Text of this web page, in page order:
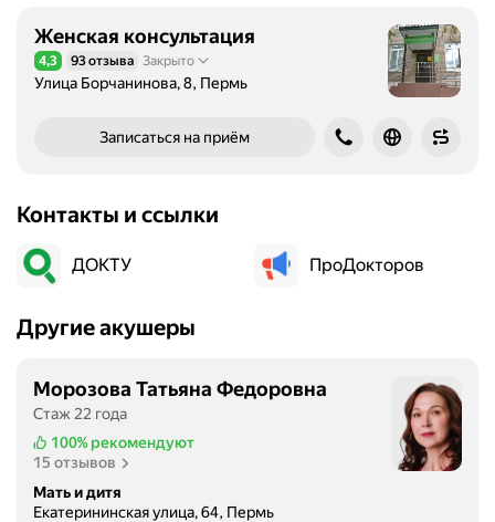
Женская консультация
Рейтинг 4,3 из 5
4,3 93 отзыва Закрыто
Улица Борчанинова, 8, Пермь
Записаться на приём
Контакты и ссылки
ДОКТУ ПроДокторов
Другие акушеры
Морозова Татьяна Федоровна
Стаж 22 года
100% рекомендуют
15 отзывов
Мать и дитя
Екатерининская улица, 64, Пермь